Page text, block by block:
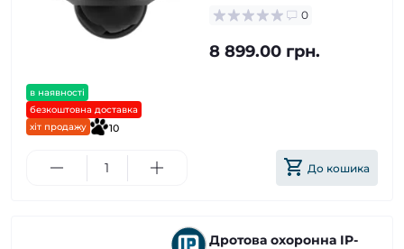
в наявності
безкоштовна доставка
хіт продажу
10
0
8 899.00 грн.
До кошика
Дротова охоронна IP-